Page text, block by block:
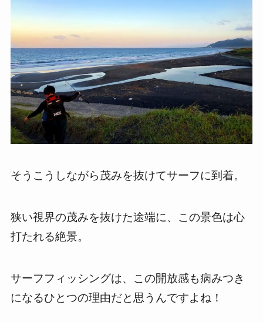
そうこうしながら茂みを抜けてサーフに到着。
狭い視界の茂みを抜けた途端に、この景色は心
打たれる絶景。
サーフフィッシングは、この開放感も病みつき
になるひとつの理由だと思うんですよね！